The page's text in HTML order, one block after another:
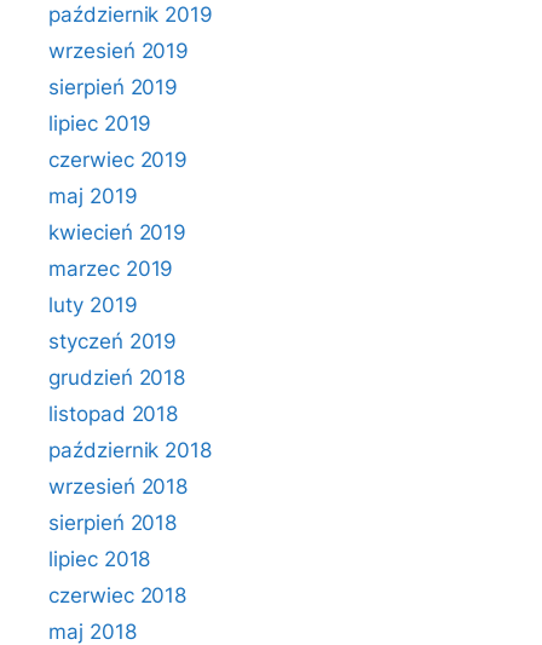
październik 2019
wrzesień 2019
sierpień 2019
lipiec 2019
czerwiec 2019
maj 2019
kwiecień 2019
marzec 2019
luty 2019
styczeń 2019
grudzień 2018
listopad 2018
październik 2018
wrzesień 2018
sierpień 2018
lipiec 2018
czerwiec 2018
maj 2018